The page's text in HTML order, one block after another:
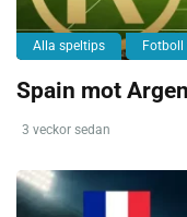
Alla speltips Fotboll
Spain mot
3 veckor sedan